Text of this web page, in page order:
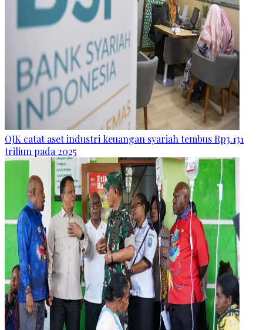
OJK catat aset industri keuangan syariah tembus Rp3.131
triliun pada 2025